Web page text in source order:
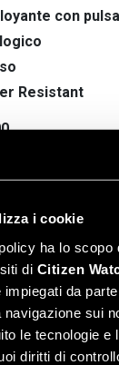
i cookie
ha lo scopo
di Citizen
impiegati da
sui
le tecnologie e
diritti di
con
Resistant